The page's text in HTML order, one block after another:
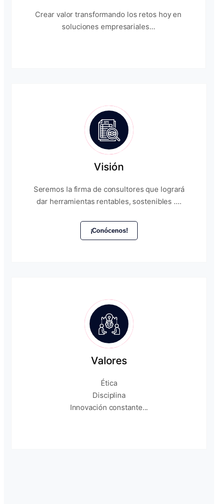
Crear valor transformando los retos hoy en
soluciones empresariales...
Visión
Seremos la firma de consultores que logrará
dar herramientas rentables, sostenibles ....
¡Conócenos!
Valores
Ética
Disciplina
Innovación constante...